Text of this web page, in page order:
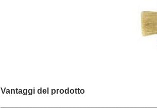
Vantaggi del prodotto